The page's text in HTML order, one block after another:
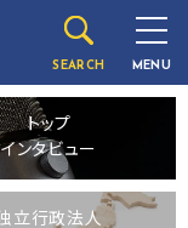
SEARCH MENU
トップ
インタビュー
立行政法人